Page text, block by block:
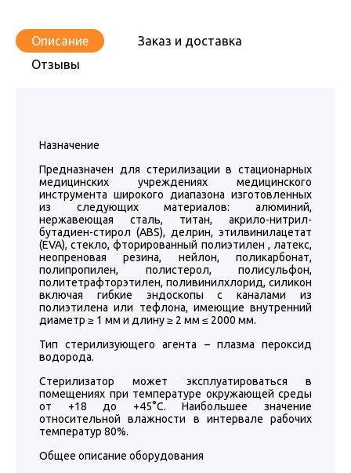
Описание
Заказ и доставка
Отзывы
Назначение
Предназначен для стерилизации в стационарных
медицинских учреждениях медицинского
инструмента широкого диапазона изготовленных
из следующих материалов: алюминий,
нержавеющая сталь, титан, акрило-нитрил-
бутадиен-стирол (ABS), делрин, этилвинилацетат
(EVA), стекло, фторированный полиэтилен , латекс,
неопреновая резина, нейлон, поликарбонат,
полипропилен, полистерол, полисульфон,
политетрафторэтилен, поливинилхлорид, силикон
включая гибкие эндоскопы с каналами из
полиэтилена или тефлона, имеющие внутренний
диаметр ≥ 1 мм и длину ≥ 2 мм ≤ 2000 мм.
Тип стерилизующего агента – плазма пероксид
водорода.
Стерилизатор может эксплуатироваться в
помещениях при температуре окружающей среды
от +18 до +45°С. Наибольшее значение
относительной влажности в интервале рабочих
температур 80%.
Общее описание оборудования